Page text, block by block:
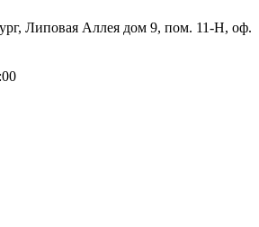
Липовая Аллея дом 9, пом. 11-Н, оф.